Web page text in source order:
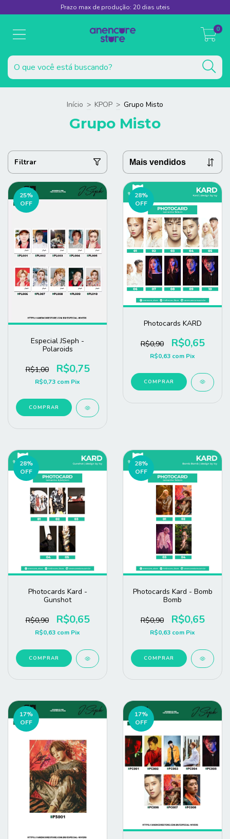
Prazo max de produção: 20 dias uteis
0
Início > KPOP > Grupo Misto
Grupo Misto
Filtrar
25%
OFF
Especial JSeph -
Polaroids
R$1,00 R$0,75
R$0,73 com Pix
COMPRAR
28%
OFF
Photocards KARD
R$0,90 R$0,65
R$0,63 com Pix
COMPRAR
28%
OFF
Photocards Kard -
Gunshot
R$0,90 R$0,65
R$0,63 com Pix
COMPRAR
28%
OFF
Photocards Kard - Bomb
Bomb
R$0,90 R$0,65
R$0,63 com Pix
COMPRAR
17%
OFF
17%
OFF